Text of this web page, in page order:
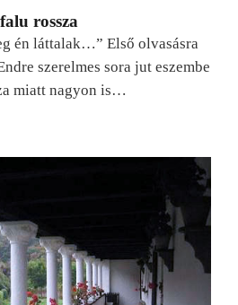
rossza
én láttalak…” Első olvasásra
szerelmes sora jut eszembe
miatt nagyon is…